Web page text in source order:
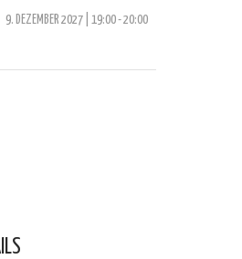
9. DEZEMBER 2027 | 19:00-20:00